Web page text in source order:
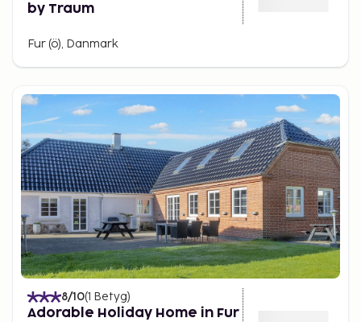
by Traum
Fur (ö), Danmark
8/10(1 Betyg)
Adorable Holiday Home in Fur